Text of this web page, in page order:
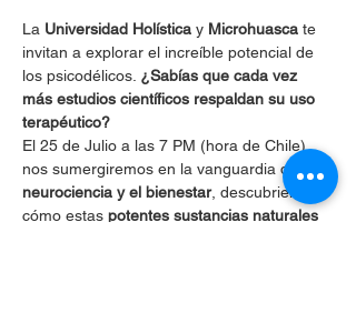
La Universidad Holística y Microhuasca te
invitan a explorar el increíble potencial de
los psicodélicos. ¿Sabías que cada vez
más estudios científicos respaldan su uso
terapéutico?
El 25 de Julio a las 7 PM (hora de Chile),
nos sumergiremos en la vanguardia de la
neurociencia y el bienestar, descubriendo
cómo estas potentes sustancias naturales